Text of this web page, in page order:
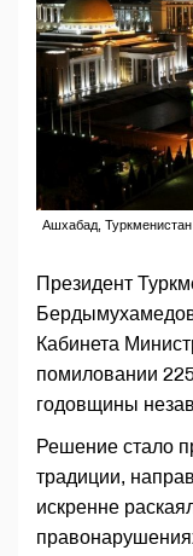
Ашхабад,
Президент
Кабинета
помиловании
годовщины
Решение стало
традиции,
искренне